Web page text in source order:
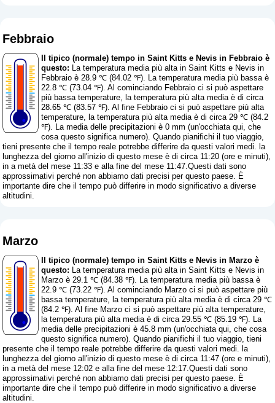
Febbraio
Il tipico (normale) tempo in Saint Kitts e Nevis in Febbraio è
questo: La temperatura media più alta in Saint Kitts e Nevis in
Febbraio è 28.9 ℃ (84.02 ℉). La temperatura media più bassa è
22.8 ℃ (73.04 ℉). Al cominciando Febbraio ci si può aspettare
più bassa temperature, la temperatura più alta media è di circa
28.65 ℃ (83.57 ℉). Al fine Febbraio ci si può aspettare più alta
temperature, la temperatura più alta media è di circa 29 ℃ (84.2
℉). La media delle precipitazioni è 0 mm (un'occhiata qui, che
cosa questo significa numero). Quando pianifichi il tuo viaggio,
tieni presente che il tempo reale potrebbe differire da questi valori medi. la
lunghezza del giorno all'inizio di questo mese è di circa 11:20 (ore e minuti),
in a metà del mese 11:33 e alla fine del mese 11:47.Questi dati sono
approssimativi perché non abbiamo dati precisi per questo paese. È
importante dire che il tempo può differire in modo significativo a diverse
altitudini.
Marzo
Il tipico (normale) tempo in Saint Kitts e Nevis in Marzo è
questo: La temperatura media più alta in Saint Kitts e Nevis in
Marzo è 29.1 ℃ (84.38 ℉). La temperatura media più bassa è
22.9 ℃ (73.22 ℉). Al cominciando Marzo ci si può aspettare più
bassa temperature, la temperatura più alta media è di circa 29 ℃
(84.2 ℉). Al fine Marzo ci si può aspettare più alta temperature,
la temperatura più alta media è di circa 29.55 ℃ (85.19 ℉). La
media delle precipitazioni è 45.8 mm (un'occhiata qui, che cosa
questo significa numero). Quando pianifichi il tuo viaggio, tieni
presente che il tempo reale potrebbe differire da questi valori medi. la
lunghezza del giorno all'inizio di questo mese è di circa 11:47 (ore e minuti),
in a metà del mese 12:02 e alla fine del mese 12:17.Questi dati sono
approssimativi perché non abbiamo dati precisi per questo paese. È
importante dire che il tempo può differire in modo significativo a diverse
altitudini.